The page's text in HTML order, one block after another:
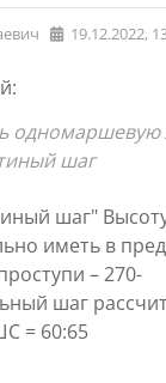
19.12.2022,
одномаршевую
шаг
шаг"
иметь в
– 270-
шаг
= 60:65